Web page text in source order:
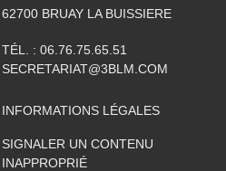
62700 BRUAY LA BUISSIERE
TÉL. : 06.76.75.65.51
SECRETARIAT@3BLM.COM
INFORMATIONS LÉGALES
SIGNALER UN CONTENU
INAPPROPRIÉ